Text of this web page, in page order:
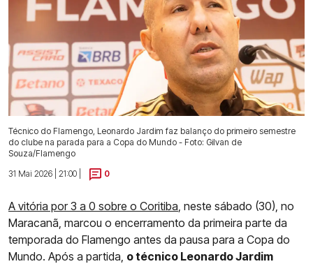
Técnico do Flamengo, Leonardo Jardim faz balanço do primeiro semestre
do clube na parada para a Copa do Mundo - Foto: Gilvan de
Souza/Flamengo
31 Mai 2026 | 21:00 |
0
A vitória por 3 a 0 sobre o Coritiba , neste sábado (30), no
Maracanã, marcou o encerramento da primeira parte da
temporada do Flamengo antes da pausa para a Copa do
Mundo. Após a partida, o técnico Leonardo Jardim